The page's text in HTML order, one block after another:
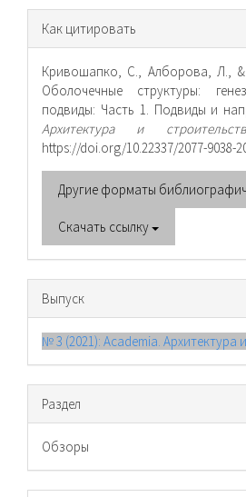
Информация
о статье
Как цитировать
Кривошапко, С., Алборова, Л.,
Оболочечные структуры:
подвиды: Часть 1. Подвиды и
Архитектура и
https://doi.org/10.22337/2077-9038-
Другие форматы
Скачать ссылку
Выпуск
№ 3 (2021): Academia. Архитектура
Раздел
Обзоры